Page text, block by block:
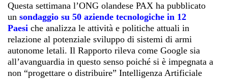
Questa settimana l’ONG olandese PAX ha pubblicato
un sondaggio su 50 aziende tecnologiche in 12
Paesi che analizza le attività e politiche attuali in
relazione al potenziale sviluppo di sistemi di armi
autonome letali. Il Rapporto rileva come Google sia
all’avanguardia in questo senso poiché si è impegnata a
non “progettare o distribuire” Intelligenza Artificiale